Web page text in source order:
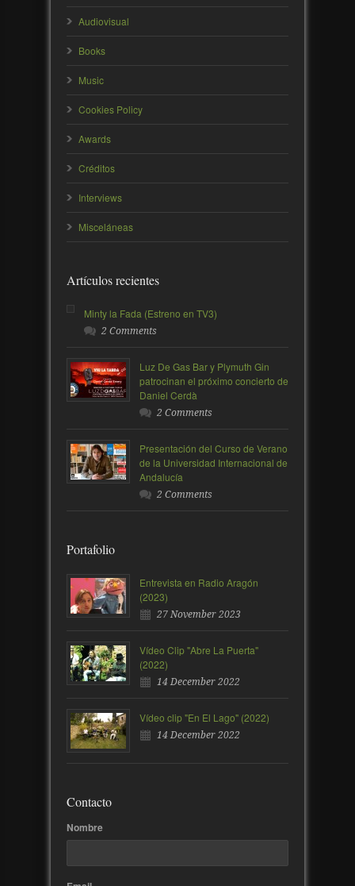
Audiovisual
Books
Music
Cookies Policy
Awards
Créditos
Interviews
Misceláneas
Artículos recientes
Minty la Fada (Estreno en TV3)
2 Comments
Luz De Gas Bar y Plymuth Gin
patrocinan el próximo concierto de
Daniel Cerdà
2 Comments
Presentación del Curso de Verano
de la Universidad Internacional de
Andalucía
2 Comments
Portafolio
Entrevista en Radio Aragón
(2023)
27 November 2023
Vídeo Clip "Abre La Puerta"
(2022)
14 December 2022
Vídeo clip "En El Lago" (2022)
14 December 2022
Contacto
Nombre